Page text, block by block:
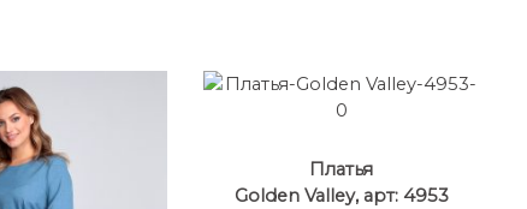
Платья
Golden Valley, арт: 4953